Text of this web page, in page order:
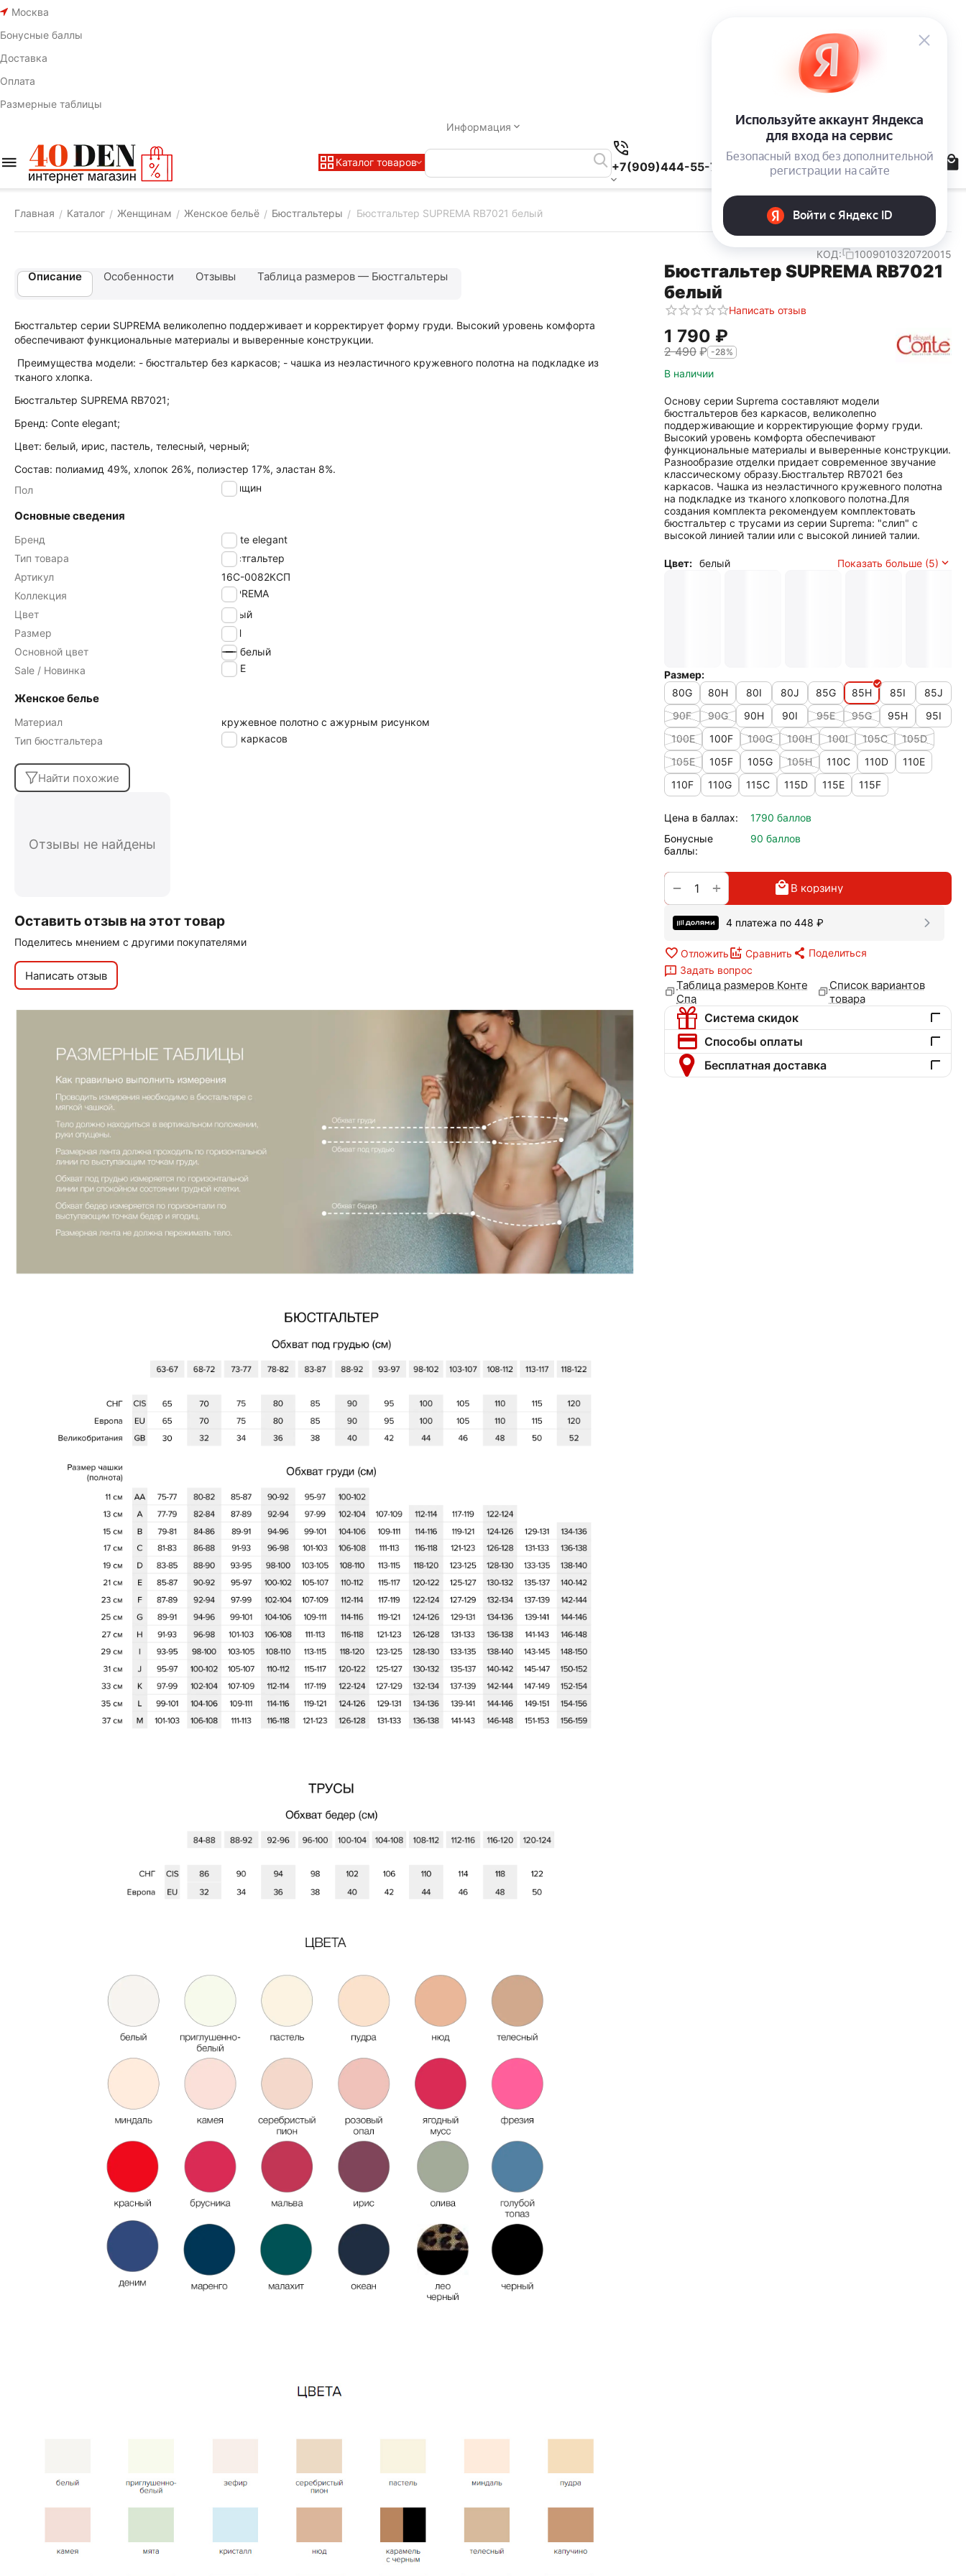
Москва
Бонусные баллы
Доставка
Оплата
Размерные таблицы
Информация
Каталог товаров +7(909)444-55-78
Главная / Каталог / Женщинам / Женское бельё / Бюстгальтеры / Бюстгальтер SUPREMA RB7021 белый
КОД: 1009010320720015
Бюстгальтер SUPREMA RB7021
белый
Написать отзыв
1 790 ₽
2 490 ₽ -28%
В наличии
Основу серии Suprema составляют модели
бюстгальтеров без каркасов, великолепно
поддерживающие и корректирующие форму груди.
Высокий уровень комфорта обеспечивают
функциональные материалы и выверенные конструкции.
Разнообразие отделки придает современное звучание
классическому образу.Бюстгальтер RB7021 без
каркасов. Чашка из неэластичного кружевного полотна
на подкладке из тканого хлопкового полотна.Для
создания комплекта рекомендуем комплектовать
бюстгальтер с трусами из серии Suprema: "слип" с
высокой линией талии или с высокой линией талии.
Цвет: белый Показать больше (5)
Размер:
80G
80H 80I 80J 85G 85H 85I
85J
90F
90G 90H 90I 95E 95G 95H
95I
100E
100F 100G 100H 100I 105C
105D
105E
105F 105G 105H 110C 110D
110E
110F
110G 115C 115D 115E 115F
Цена в баллах:
1790 баллов
Бонусные
баллы:
90 баллов
+
− В корзину
4 платежа по 448 ₽
Отложить Сравнить
Поделиться
Задать вопрос
Таблица размеров Конте
Спа
Список вариантов
товара
Система скидок
Способы оплаты
Бесплатная доставка
Описание Особенности Отзывы Таблица размеров — Бюстгальтеры
Бюстгальтер серии SUPREMA великолепно поддерживает и корректирует форму груди. Высокий уровень комфорта
обеспечивают функциональные материалы и выверенные конструкции.
Преимущества модели: - бюстгальтер без каркасов; - чашка из неэластичного кружевного полотна на подкладке из
тканого хлопка.
Бюстгальтер SUPREMA RB7021;
Бренд: Conte elegant;
Цвет: белый, ирис, пастель, телесный, черный;
Состав: полиамид 49%, хлопок 26%, полиэстер 17%, эластан 8%.
Пол
женщин
Основные сведения
Бренд
Conte elegant
Тип товара
Бюстгальтер
Артикул
16С-0082КСП
Коллекция
SUPREMA
Цвет
белый
Размер
85H
Основной цвет
белый
Sale / Новинка
SALE
Женское белье
Материал
кружевное полотно с ажурным рисунком
Тип бюстгальтера
без каркасов
Найти похожие
Отзывы не найдены
Оставить отзыв на этот товар
Поделитесь мнением с другими покупателями
Написать отзыв